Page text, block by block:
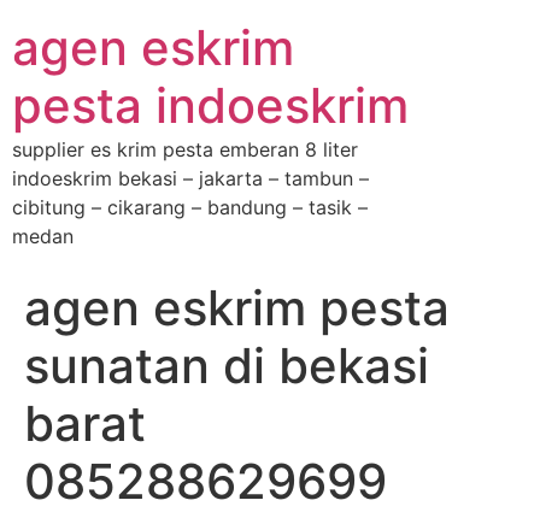
agen eskrim
pesta indoeskrim
supplier es krim pesta emberan 8 liter
indoeskrim bekasi – jakarta – tambun –
cibitung – cikarang – bandung – tasik –
medan
agen eskrim pesta
sunatan di bekasi
barat
085288629699